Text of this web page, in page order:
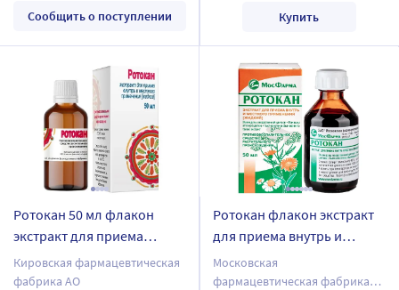
Сообщить о поступлении Купить
Ротокан 50 мл флакон
экстракт для приема
внутрь и местного
применения (жидкий)
Кировская фармацевтическая
фабрика АО
Ротокан флакон экстракт
для приема внутрь и
местного применения
(жидкий) 50 мл
Московская
фармацевтическая фабрика